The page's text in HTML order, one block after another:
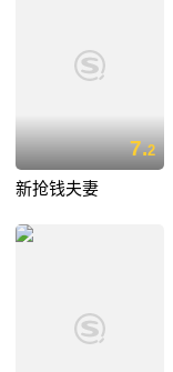
7.2
新抢钱夫妻